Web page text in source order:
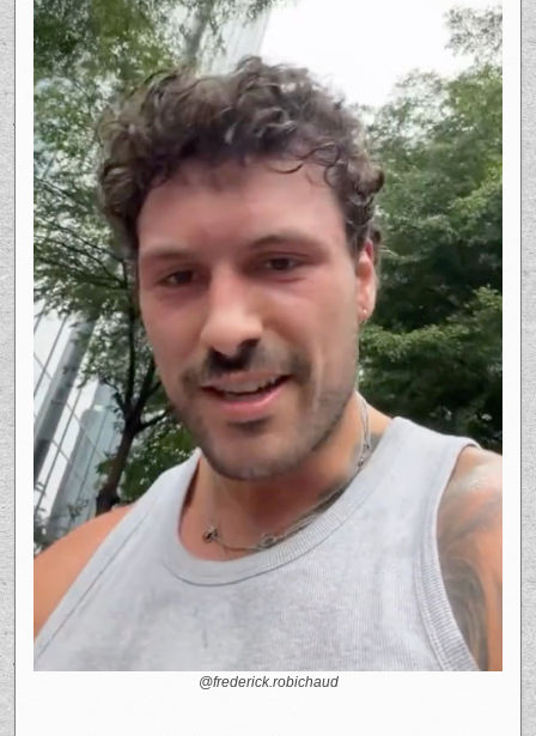
Ce que Fred Robichaud cherche à clarifier
n’est pas une rivalité, mais une perception.
Il ne critique pas Jay Du Temple ou d’autres
figures inspirantes. Au contraire, il invite à
mieux comprendre ce que représentent
réellement ces exploits.